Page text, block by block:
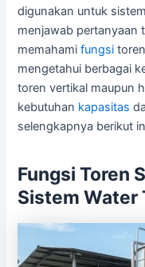
digunakan untuk
menjawab pertanyaan
memahamifungsi
mengetahui berbagai
toren vertikal maupun
kebutuhan kapasitas
selengkapnya berikut
Fungsi Toren
Sistem Water